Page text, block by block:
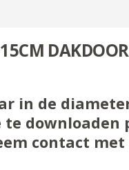
in de
te
contact met